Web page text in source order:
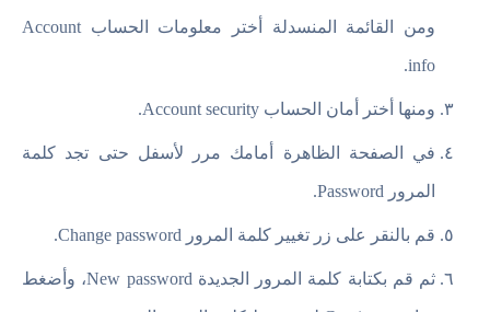
ومن القائمة المنسدلة أختر معلومات الحساب Account
info.
ومنها أختر أمان الحساب Account security.
في الصفحة الظاهرة أمامك مرر لأسفل حتى تجد كلمة
المرور Password.
قم بالنقر على زر تغيير كلمة المرور Change password.
ثم قم بكتابة كلمة المرور الجديدة New password، وأضغط